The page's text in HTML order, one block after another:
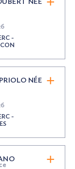
NÉE
-
NÉE
-